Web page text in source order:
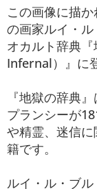
この画像に描
の画家ルイ・
オカルト辞典
Infernal）』に
『地獄の辞典
プランシーが
や精霊、迷信
籍です。
ルイ・ル・ブル